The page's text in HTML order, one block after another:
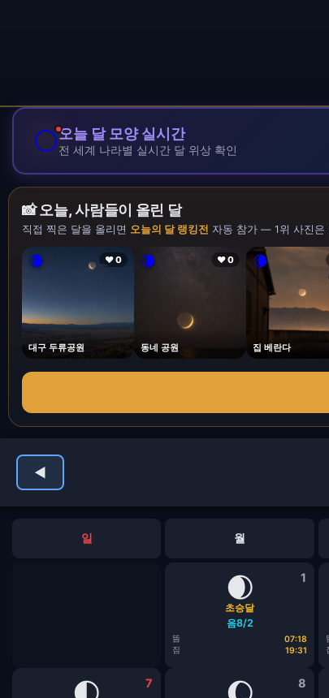
🌕오늘 달 모양 실시간
전 세계 나라별 실시간 달 위상 확인
📸 오늘, 사람들이 올린 달
직접 찍은 달을 올리면 오늘의 달 랭킹전 자동 참가 — 1위 사진은
🌘 ❤ 0
대구 두류공원
🌘 ❤ 0
동네 공원
🌘
집 베란다
◀
일 월
1
🌒
초승달
음8/2
뜸
07:18
짐
19:31
7 8